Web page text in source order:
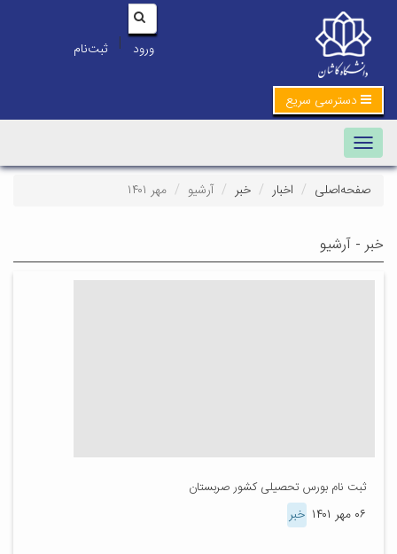
ورود | ثبت‌نام
دسترسی سریع
Toggle navigation
صفحه‌اصلی اخبار خبر آرشیو مهر ۱۴۰۱
خبر - آرشیو
ثبت نام بورس تحصیلی کشور صربستان
۰۶ مهر ۱۴۰۱ خبر